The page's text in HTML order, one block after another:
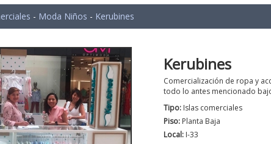
- Moda Niños - Kerubines
Kerubines
Comercialización de ropa y
todo lo antes mencionado
Tipo: Islas comerciales
Piso: Planta Baja
Local: I-33